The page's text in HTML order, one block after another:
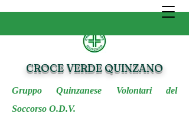
CROCE VERDE QUINZANO
Gruppo Quinzanese Volontari del
Soccorso O.D.V.